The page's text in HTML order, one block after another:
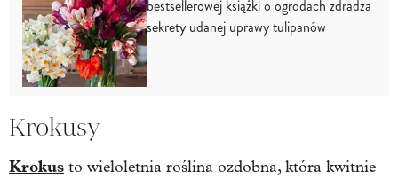
bestsellerowej książki o ogrodach zdradza
sekrety udanej uprawy tulipanów
Krokusy
Krokus to wieloletnia roślina ozdobna, która kwitnie